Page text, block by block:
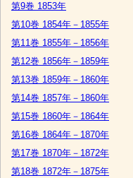
第9巻 1853年
第10巻 1854年－1855年
第11巻 1855年－1856年
第12巻 1856年－1859年
第13巻 1859年－1860年
第14巻 1857年－1860年
第15巻 1860年－1864年
第16巻 1864年－1870年
第17巻 1870年－1872年
第18巻 1872年－1875年